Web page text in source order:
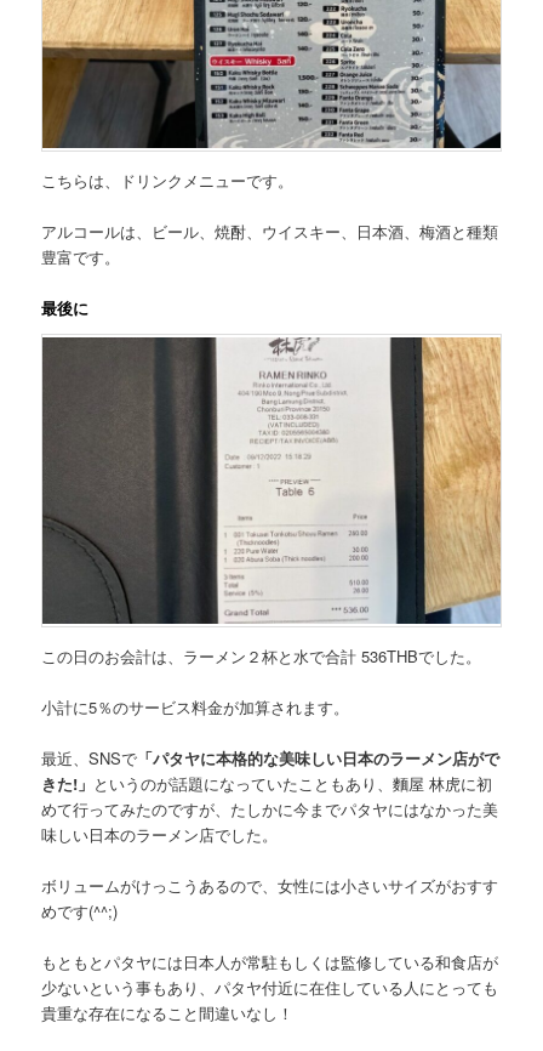
こちらは、 ドリンクメニューです。
アルコールは、ビール、焼酎、ウイスキー、日本酒、梅酒と種類
豊富です。
最後に
この日のお会計は、ラーメン２杯と水で合計 536THBでした。
小計に5％のサービス料金が加算されます。
最近、SNSで 「パタヤに本格的な美味しい日本のラーメン店がで
きた!」 というのが話題になっていたこともあり、麵屋 林虎に初
めて行ってみたのですが、たしかに今までパタヤにはなかった美
味しい日本のラーメン店でした。
ボリュームがけっこうあるので、女性には小さいサイズがおすす
めです(^^;)
もともとパタヤには日本人が常駐もしくは監修している和食店が
少ないという事もあり、パタヤ付近に在住している人にとっても
貴重な存在になること間違いなし！